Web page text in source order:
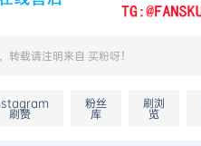
转载请注明来自 买粉呀！
刷赞
粉丝
库
刷浏
览